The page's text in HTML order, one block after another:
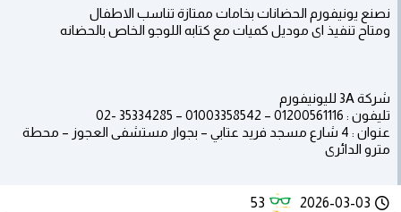
نصنع يونيفورم الحضانات بخامات ممتازة تناسب الاطفال
ومتاح تنفيذ اى موديل كميات مع كتابه اللوجو الخاص بالحضانه
شركة 3A لليونيفورم
تليفون : 01200561116 – 01003358542 – 35334285 -02
عنوان : 4 شارع مسجد فريد عتابي – بجوار مستشفى العجوز – محطة
مترو الدائرى
2026-03-03
53